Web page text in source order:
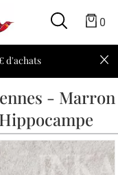
0
d'achats
- Marron